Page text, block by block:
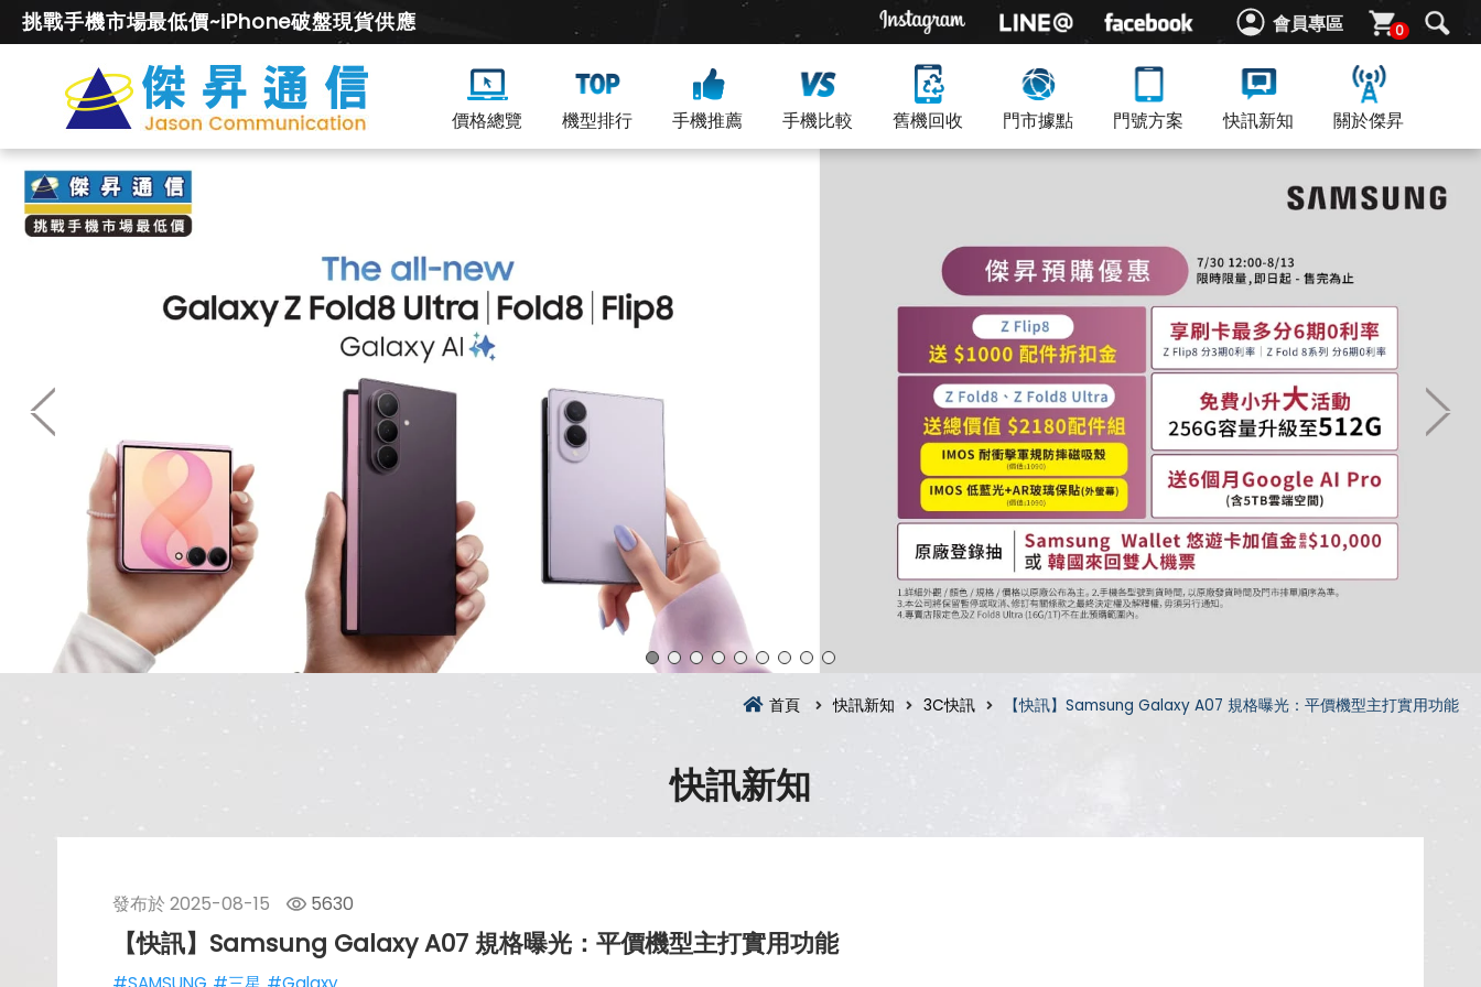
會員專區 0
挑戰手機市場最低價~iPhone破盤現貨供應
價格總覽 機型排行 手機推薦 手機比較 舊機回收 門市據點 門號方案 快訊新知 關於傑昇
首頁 快訊新知 3C快訊 【快訊】Samsung Galaxy A07 規格曝光：平價機型主打實用功能
快訊新知
發布於 2025-08-15 5630
【快訊】Samsung Galaxy A07 規格曝光：平價機型主打實用功能